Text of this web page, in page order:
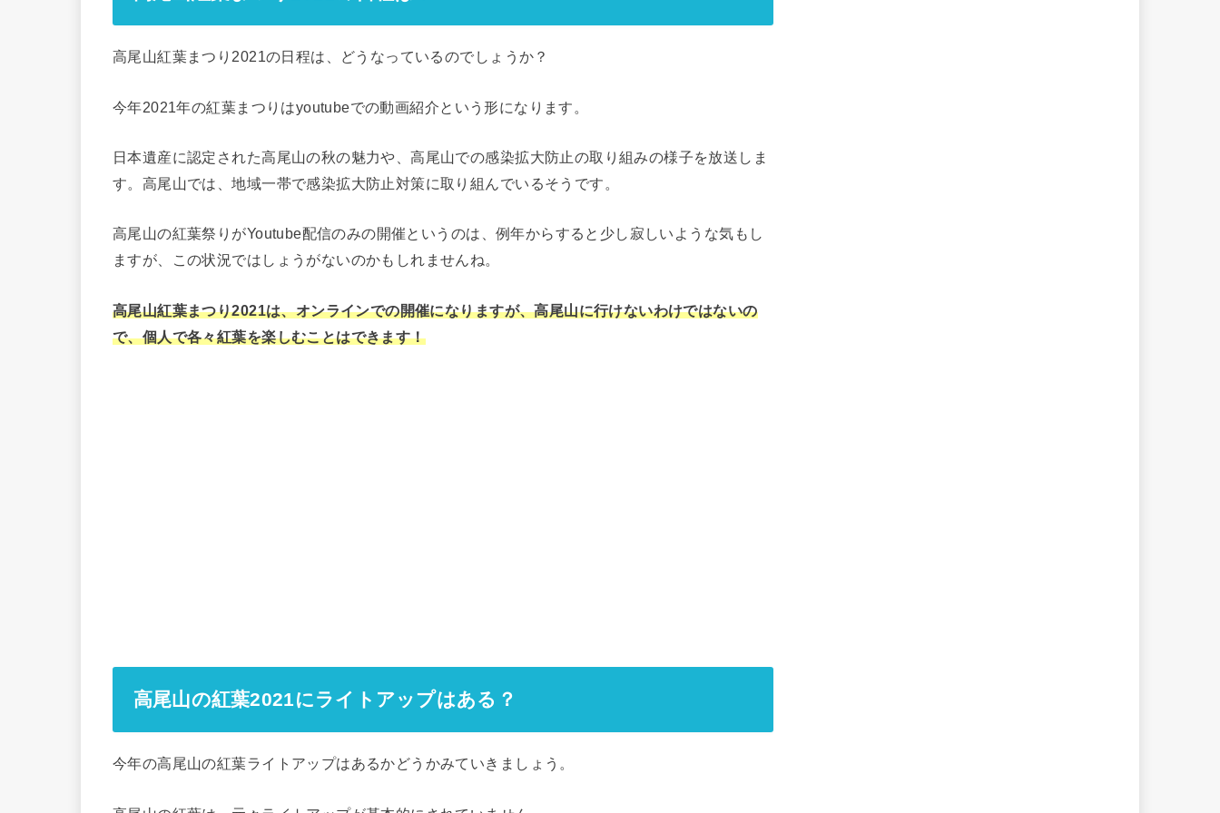
高尾山紅葉まつり2021の日程は、どうなっているのでしょうか？
今年2021年の紅葉まつりはyoutubeでの動画紹介という形になります。
日本遺産に認定された高尾山の秋の魅力や、高尾山での感染拡大防止の取り組みの様子を放送しま
す。高尾山では、地域一帯で感染拡大防止対策に取り組んでいるそうです。
高尾山の紅葉祭りがYoutube配信のみの開催というのは、例年からすると少し寂しいような気もし
ますが、この状況ではしょうがないのかもしれませんね。
高尾山紅葉まつり2021は、オンラインでの開催になりますが、高尾山に行けないわけではないの
で、個人で各々紅葉を楽しむことはできます！
高尾山の紅葉2021にライトアップはある？
今年の高尾山の紅葉ライトアップはあるかどうかみていきましょう。